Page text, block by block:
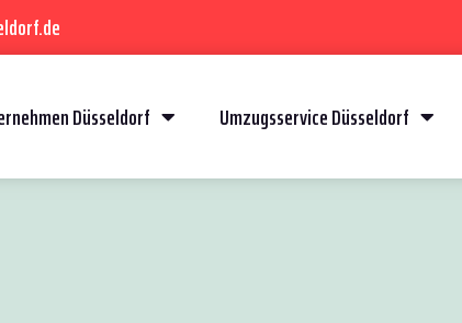
Düsseldorf Umzugsservice Düsseldorf